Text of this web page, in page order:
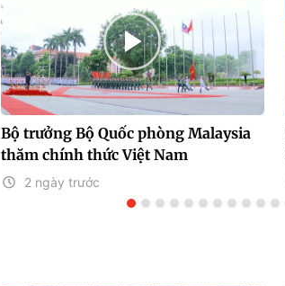
Bộ trưởng Bộ Quốc phòng Malaysia
thăm chính thức Việt Nam
2 ngày trước